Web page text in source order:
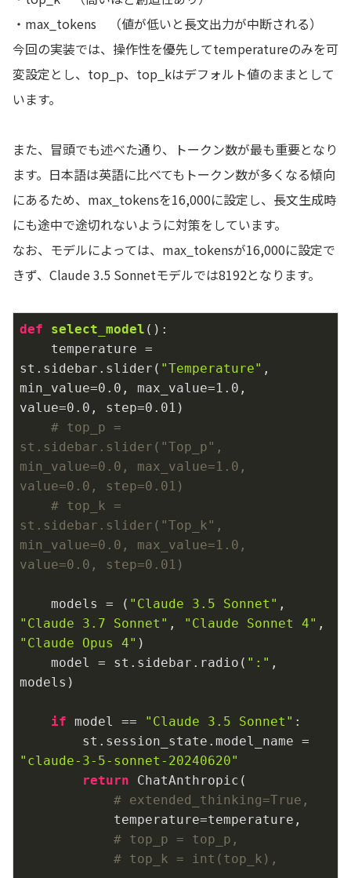
・max_tokens （値が低いと長文出力が中断される）
今回の実装では、操作性を優先してtemperatureのみを可
変設定とし、top_p、top_kはデフォルト値のままとして
います。
また、冒頭でも述べた通り、トークン数が最も重要となり
ます。日本語は英語に比べてもトークン数が多くなる傾向
にあるため、max_tokensを16,000に設定し、長文生成時
にも途中で途切れないように対策をしています。
なお、モデルによっては、max_tokensが16,000に設定で
きず、Claude 3.5 Sonnetモデルでは8192となります。
def select_model () :
st.sidebar.slider( "Temperature" ,
min_value=0.0 , max_value=1.0 ,
value=0.0 , step=0.01 )
# top_p =
st.sidebar.slider("Top_p",
min_value=0.0, max_value=1.0,
value=0.0, step=0.01)
# top_k =
st.sidebar.slider("Top_k",
min_value=0.0, max_value=1.0,
value=0.0, step=0.01)
    models = (
"Claude 3.5 Sonnet"
"Claude 3.7 Sonnet" , "Claude Sonnet 4"
"Claude Opus 4" )
    model = st.sidebar.radio(
":" ,
models)
if model == "Claude 3.5 Sonnet" :
"claude-3-5-sonnet-20240620"
return ChatAnthropic(
# extended_thinking=True,
# top_p = top_p,
# top_k = int(top_k),